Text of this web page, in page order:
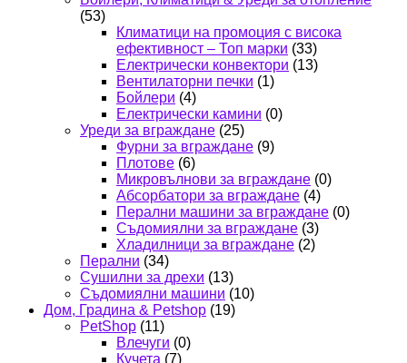
(53)
Климатици на промоция с висока
ефективност – Топ марки (33)
Електрически конвектори (13)
Вентилаторни печки (1)
Бойлери (4)
Електрически камини (0)
Уреди за вграждане (25)
Фурни за вграждане (9)
Плотове (6)
Микровълнови за вграждане (0)
Абсорбатори за вграждане (4)
Перални машини за вграждане (0)
Съдомиялни за вграждане (3)
Хладилници за вграждане (2)
Перални (34)
Сушилни за дрехи (13)
Съдомиялни машини (10)
Дом, Градина & Petshop (19)
PetShop (11)
Влечуги (0)
Кучета (7)